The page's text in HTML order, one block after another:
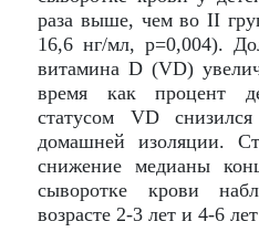
раза выше, чем во II
16,6 нг/мл, р=0,004).
витамина D (VD)
время как процент
статусом VD
домашней изоляции.
снижение медианы
сыворотке крови
возрасте 2-3 лет и 4-6